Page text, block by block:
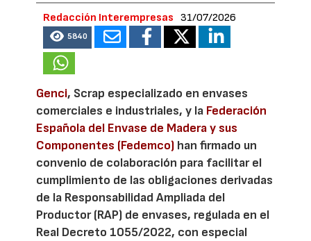
Redacción Interempresas 31/07/2026
5840
Genci, Scrap especializado en envases
comerciales e industriales, y la Federación
Española del Envase de Madera y sus
Componentes (Fedemco) han firmado un
convenio de colaboración para facilitar el
cumplimiento de las obligaciones derivadas
de la Responsabilidad Ampliada del
Productor (RAP) de envases, regulada en el
Real Decreto 1055/2022, con especial